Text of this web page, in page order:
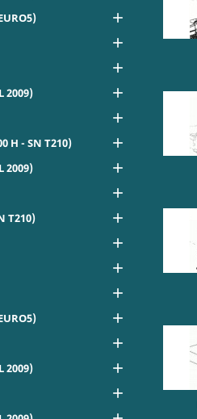



2009) 

H - SN T210) 
2009) 

T210) 





2009) 
